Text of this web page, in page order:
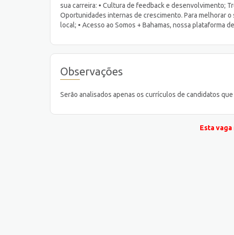
sua carreira: • Cultura de feedback e desenvolvimento;
Oportunidades internas de crescimento. Para melhorar o
local; • Acesso ao Somos + Bahamas, nossa plataforma
Observações
Serão analisados apenas os currículos de candidatos
Esta